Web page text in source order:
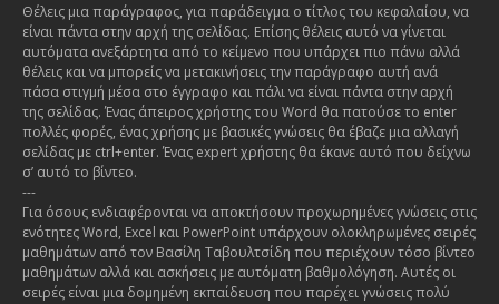
Θέλεις μια παράγραφος, για παράδειγμα ο τίτλος του κεφαλαίου, να
είναι πάντα στην αρχή της σελίδας. Επίσης θέλεις αυτό να γίνεται
αυτόματα ανεξάρτητα από το κείμενο που υπάρχει πιο πάνω αλλά
θέλεις και να μπορείς να μετακινήσεις την παράγραφο αυτή ανά
πάσα στιγμή μέσα στο έγγραφο και πάλι να είναι πάντα στην αρχή
της σελίδας. Ένας άπειρος χρήστης του Word θα πατούσε το enter
πολλές φορές, ένας χρήσης με βασικές γνώσεις θα έβαζε μια αλλαγή
σελίδας με ctrl+enter. Ένας expert χρήστης θα έκανε αυτό που δείχνω
σ’ αυτό το βίντεο.
---
Για όσους ενδιαφέρονται να αποκτήσουν προχωρημένες γνώσεις στις
ενότητες Word, Excel και PowerPoint υπάρχουν ολοκληρωμένες σειρές
μαθημάτων από τον Βασίλη Ταβουλτσίδη που περιέχουν τόσο βίντεο
μαθημάτων αλλά και ασκήσεις με αυτόματη βαθμολόγηση. Αυτές οι
σειρές είναι μια δομημένη εκπαίδευση που παρέχει γνώσεις πολύ